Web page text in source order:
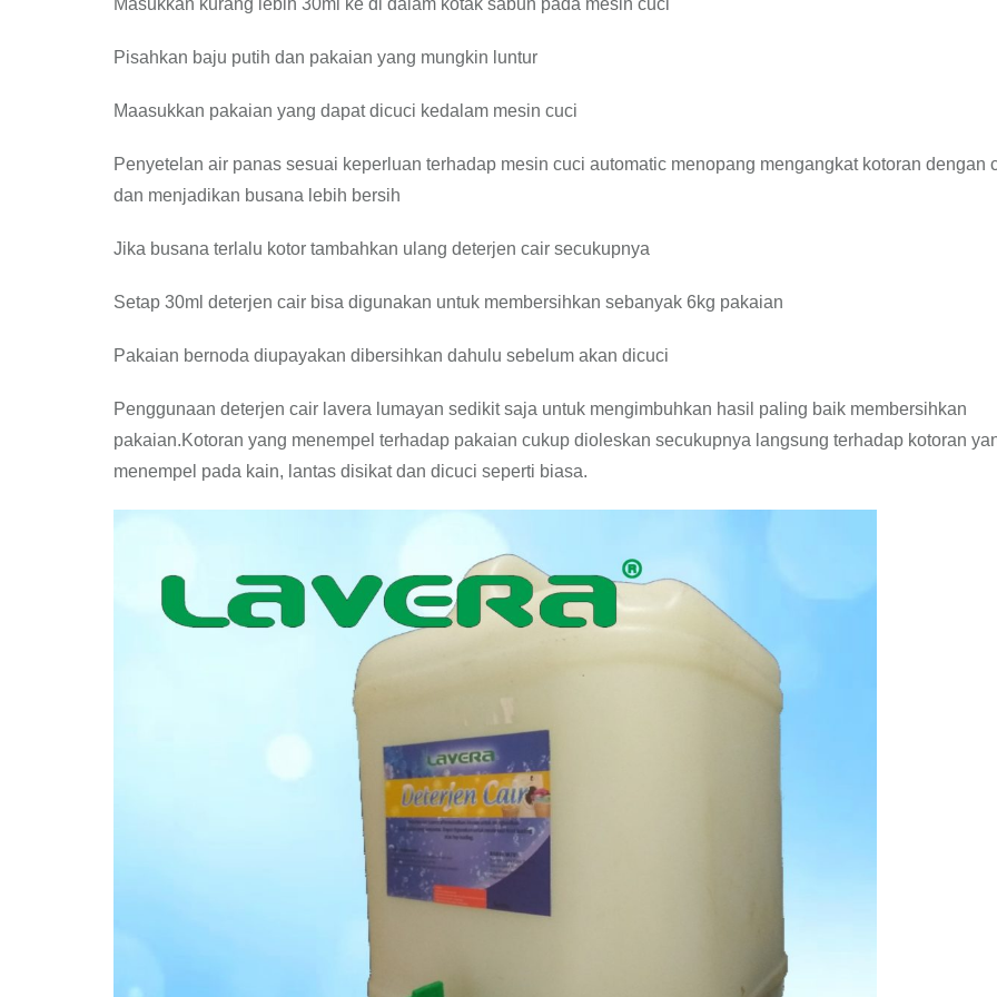
Masukkan kurang lebih 30ml ke di dalam kotak sabun pada mesin cuci
Pisahkan baju putih dan pakaian yang mungkin luntur
Maasukkan pakaian yang dapat dicuci kedalam mesin cuci
Penyetelan air panas sesuai keperluan terhadap mesin cuci automatic menopang mengangkat kotoran dengan
dan menjadikan busana lebih bersih
Jika busana terlalu kotor tambahkan ulang deterjen cair secukupnya
Setap 30ml deterjen cair bisa digunakan untuk membersihkan sebanyak 6kg pakaian
Pakaian bernoda diupayakan dibersihkan dahulu sebelum akan dicuci
Penggunaan deterjen cair lavera lumayan sedikit saja untuk mengimbuhkan hasil paling baik membersihkan
pakaian.Kotoran yang menempel terhadap pakaian cukup dioleskan secukupnya langsung terhadap kotoran
menempel pada kain, lantas disikat dan dicuci seperti biasa.